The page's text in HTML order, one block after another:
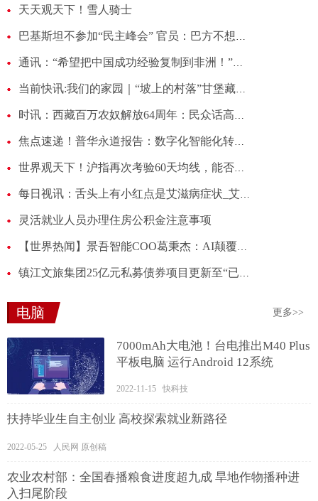
天天观天下！雪人骑士
灵活就业人员办理住房公积金注意事项
电脑 更多>>
7000mAh大电池！台电推出M40 Plus
平板电脑 运行Android 12系统
2022-11-15 快科技
扶持毕业生自主创业 高校探索就业新路径
2022-05-25 人民网 原创稿
农业农村部：全国春播粮食进度超九成 旱地作物播种进
入扫尾阶段